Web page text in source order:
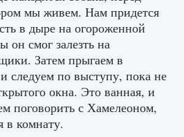
мы живем. Нам придется
в дыре на огороженной
он смог залезть на
Затем прыгаем в
следуем по выступу, пока не
окна. Это ванная, и
поговорить с Хамелеоном,
в комнату.